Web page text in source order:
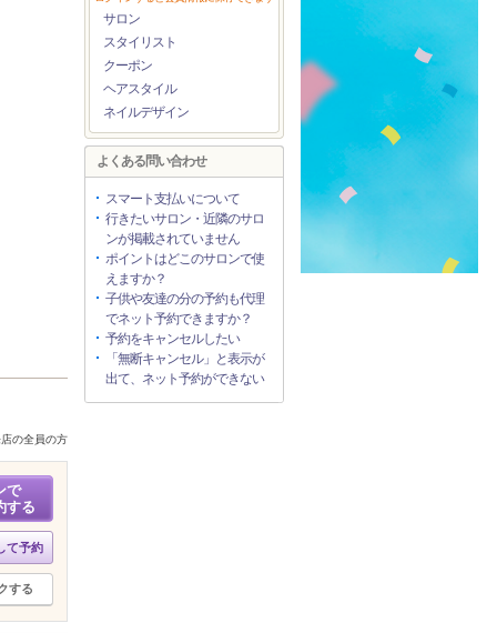
の全員の方
で
する
て予約
する
サロン
スタイリスト
クーポン
ヘアスタイル
ネイルデザイン
よくある問い合わせ
スマート支払いについて
行きたいサロン・近隣のサロ
ンが掲載されていません
ポイントはどこのサロンで使
えますか？
子供や友達の分の予約も代理
でネット予約できますか？
予約をキャンセルしたい
「無断キャンセル」と表示が
出て、ネット予約ができない